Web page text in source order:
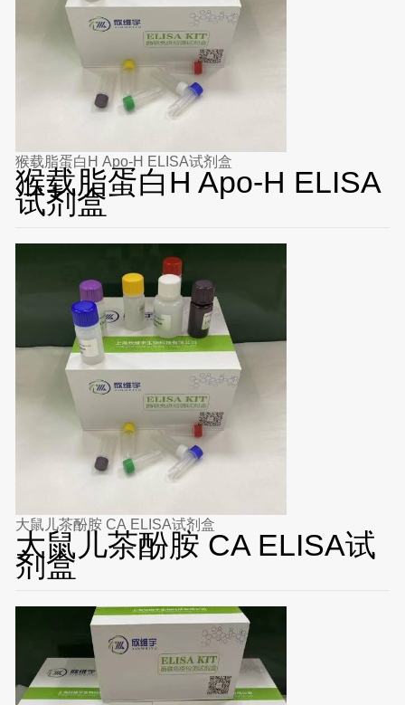
猴载脂蛋白H Apo-H ELISA试剂盒
猴载脂蛋白H Apo-H ELISA
试剂盒
大鼠儿茶酚胺 CA ELISA试剂盒
大鼠儿茶酚胺 CA ELISA试
剂盒